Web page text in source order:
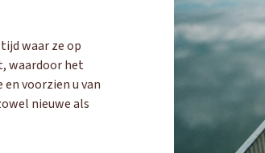
waar ze op
waardoor het
voorzien u van
nieuwe als